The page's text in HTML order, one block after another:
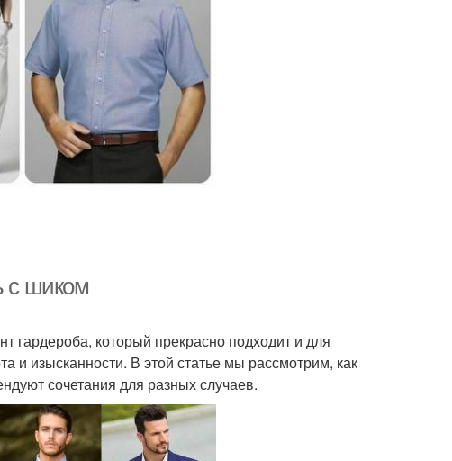
с шиком
который прекрасно подходит и для
и изысканности. В этой статье мы рассмотрим, как
сочетания для разных случаев.